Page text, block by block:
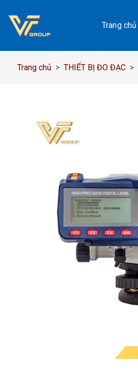
đến
Trang chủ
Trang chủ > THIẾT BỊ ĐO ĐẠC >